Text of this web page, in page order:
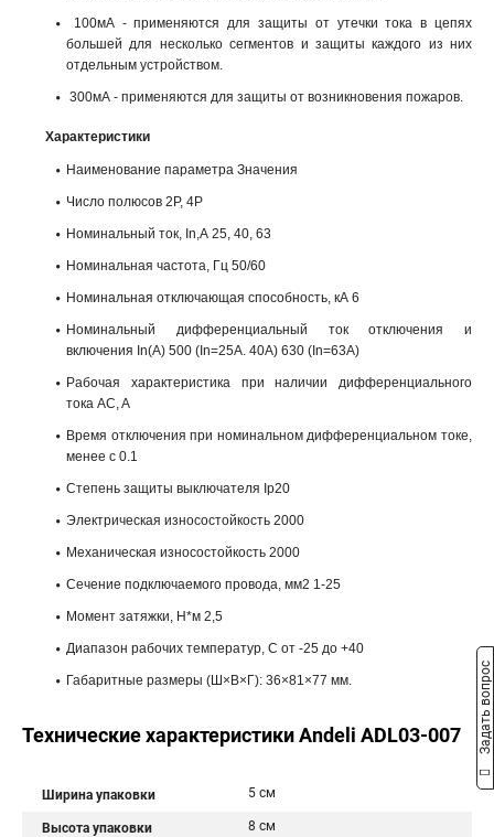
100мА - применяются для защиты от утечки тока в цепях
большей для несколько сегментов и защиты каждого из них
отдельным устройством.
300мА - применяются для защиты от возникновения пожаров.
Характеристики
Наименование параметра Значения
Число полюсов 2Р, 4Р
Номинальный ток, In,A 25, 40, 63
Номинальная частота, Гц 50/60
Номинальная отключающая способность, кА 6
Номинальный дифференциальный ток отключения и
включения In(А) 500 (In=25A. 40A) 630 (In=63A)
Рабочая характеристика при наличии дифференциального
тока AC, A
Время отключения при номинальном дифференциальном токе,
менее с 0.1
Степень защиты выключателя Ip20
Электрическая износостойкость 2000
Механическая износостойкость 2000
Сечение подключаемого провода, мм2 1-25
Момент затяжки, H*м 2,5
Диапазон рабочих температур, С от -25 до +40
Габаритные размеры (Ш×В×Г): 36×81×77 мм.
Технические характеристики Andeli ADL03-007
Ширина упаковки 5 см
Высота упаковки 8 см
Задать вопрос